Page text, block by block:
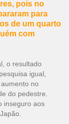
pois no
para
de um quarto
com
o resultado
igual,
no
do pedestre.
inseguro aos